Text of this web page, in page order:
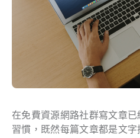
在免費資源網路社群寫文章已
習慣，既然每篇文章都是文